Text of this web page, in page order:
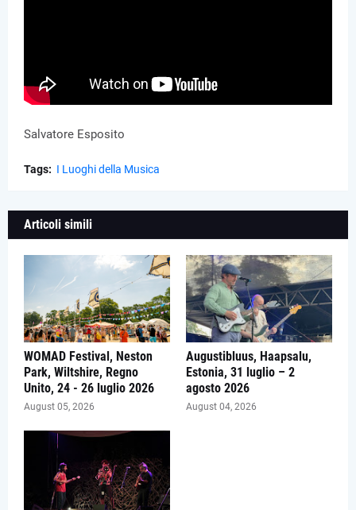
Salvatore Esposito
Tags: I Luoghi della Musica
Articoli simili
WOMAD Festival, Neston
Park, Wiltshire, Regno
Unito, 24 - 26 luglio 2026
August 05, 2026
Augustibluus, Haapsalu,
Estonia, 31 luglio – 2
agosto 2026
August 04, 2026